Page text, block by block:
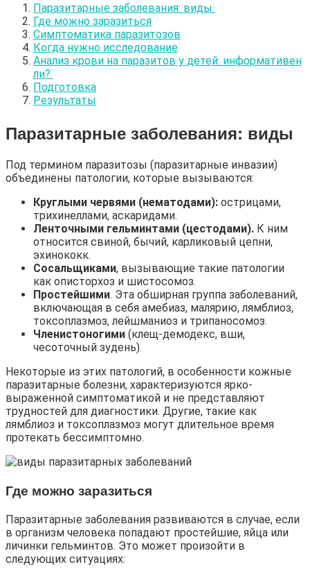
Паразитарные заболевания: виды
Где можно заразиться
Симптоматика паразитозов
Когда нужно исследование
Анализ крови на паразитов у детей: информативен
ли?
Подготовка
Результаты
Паразитарные заболевания: виды
Под термином паразитозы (паразитарные инвазии)
объединены патологии, которые вызываются:
Круглыми червями (нематодами): острицами,
трихинеллами, аскаридами.
Ленточными гельминтами (цестодами). К ним
относится свиной, бычий, карликовый цепни,
эхинококк.
Сосальщиками, вызывающие такие патологии
как описторхоз и шистосомоз.
Простейшими. Эта обширная группа заболеваний,
включающая в себя амебиаз, малярию, лямблиоз,
токсоплазмоз, лейшманиоз и трипаносомоз.
Членистоногими (клещ-демодекс, вши,
чесоточный зудень).
Некоторые из этих патологий, в особенности кожные
паразитарные болезни, характеризуются ярко-
выраженной симптоматикой и не представляют
трудностей для диагностики. Другие, такие как
лямблиоз и токсоплазмоз могут длительное время
протекать бессимптомно.
Где можно заразиться
Паразитарные заболевания развиваются в случае, если
в организм человека попадают простейшие, яйца или
личинки гельминтов. Это может произойти в
следующих ситуациях: